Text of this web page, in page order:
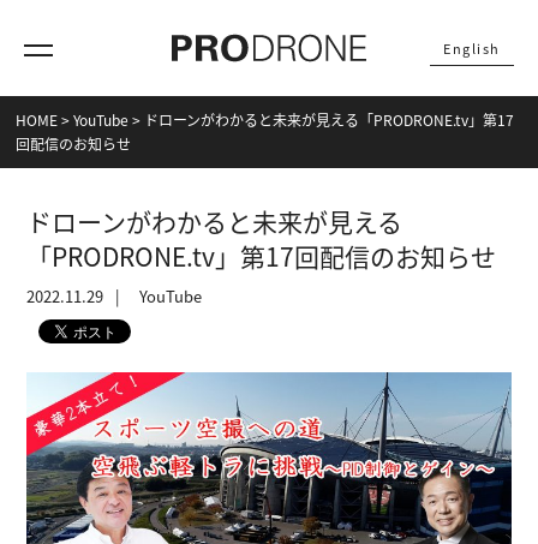
English
HOME>YouTube > ドローンがわかると未来が見える「PRODRONE.tv」第17
回配信のお知らせ
ドローンがわかると未来が見える
「PRODRONE.tv」第17回配信のお知らせ
2022.11.29 YouTube